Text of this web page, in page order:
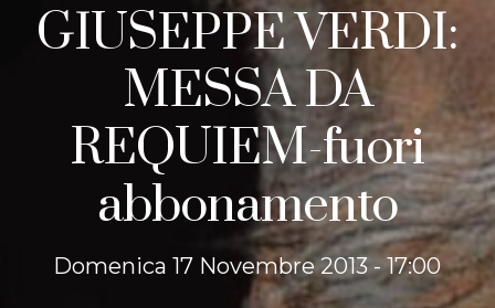
GIUSEPPE VERDI:
MESSA DA
REQUIEM-fuori
abbonamento
Domenica 17 Novembre 2013 - 17:00